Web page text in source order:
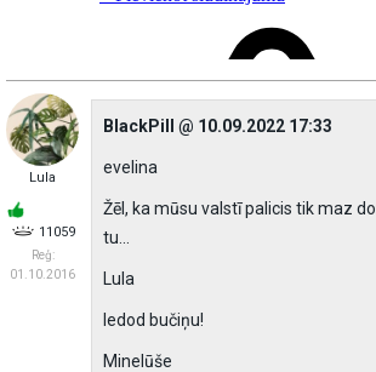
Lula
11059
Reģ:
01.10.2016
BlackPill @ 10.09.2022 17:33
eveIina
Žēl, ka mūsu valstī palicis tik maz
tu...
Lula
Iedod bučiņu!
Minelūše